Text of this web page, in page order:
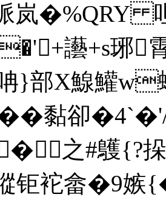
岚�%QRY
讛+s琊霄
部X鰁鱹
�黏卻
之#鸌{?
钜袉畲�9嫉{